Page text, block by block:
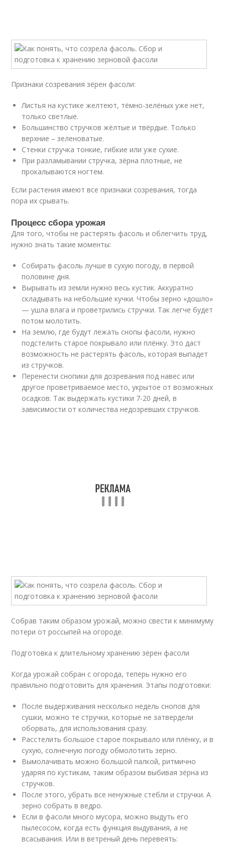
Признаки созревания зёрен фасоли:
Листья на кустике желтеют, тёмно-зелёных уже нет,
только светлые.
Большинство стручков жёлтые и твёрдые. Только
верхние – зеленоватые.
Стенки стручка тонкие, гибкие или уже сухие.
При разламывании стручка, зёрна плотные, не
прокалываются ногтем.
Если растения имеют все признаки созревания, тогда
пора их срывать.
Процесс сбора урожая
Для того, чтобы не растерять фасоль и облегчить труд,
нужно знать такие моменты:
Собирать фасоль лучше в сухую погоду, в первой
половине дня.
Вырывать из земли нужно весь кустик. Аккуратно
складывать на небольшие кучки. Чтобы зерно «дошло»
— ушла влага и проветрились стручки. Так легче будет
потом молотить.
На землю, где будут лежать снопы фасоли, нужно
подстелить старое покрывало или плёнку. Это даст
возможность не растерять фасоль, которая выпадет
из стручков.
Перенести снопики для дозревания под навес или
другое проветриваемое место, укрытое от возможных
осадков. Так выдержать кустики 7-20 дней, в
зависимости от количества недозревших стручков.
Собрав таким образом урожай, можно свести к минимуму
потери от россыпей на огороде.
Подготовка к длительному хранению зёрен фасоли
Когда урожай собран с огорода, теперь нужно его
правильно подготовить для хранения. Этапы подготовки:
После выдерживания несколько недель снопов для
сушки, можно те стручки, которые не затвердели
оборвать, для использования сразу.
Расстелить большое старое покрывало или плёнку, и в
сухую, солнечную погоду обмолотить зерно.
Вымолачивать можно большой палкой, ритмично
ударяя по кустикам, таким образом выбивая зёрна из
стручков.
После этого, убрать все ненужные стебли и стручки. А
зерно собрать в ведро.
Если в фасоли много мусора, можно выдуть его
пылесосом, когда есть функция выдувания, а не
всасывания. Или в ветреный день перевеять: